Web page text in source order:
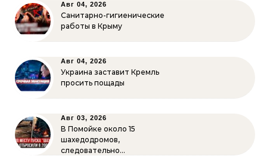
Авг 04, 2026
Санитарно-гигиенические
работы в Крыму
Авг 04, 2026
Украина заставит Кремль
просить пощады
Авг 03, 2026
В Помойке около 15
шахедодромов,
следовательно…